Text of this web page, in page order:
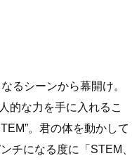
るシーンから幕開け。
的な力を手に入れるこ
。君の体を動かして
チになる度に「STEM、